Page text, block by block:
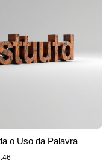
o Uso da Palavra